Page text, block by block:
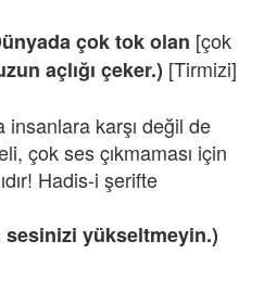
çok tok olan [çok
açlığı çeker.) [Tirmizi]
karşı değil de
çok ses çıkmaması için
Hadis-i şerifte
sesinizi yükseltmeyin.)